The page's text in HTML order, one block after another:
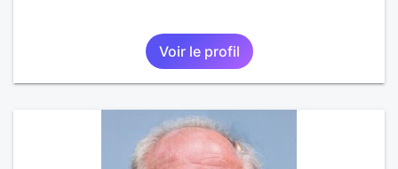
Voir le profil